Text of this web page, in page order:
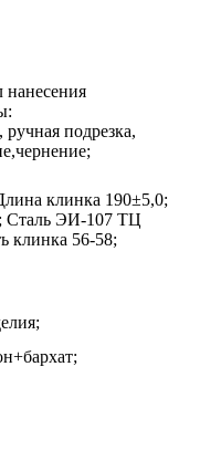
подрезка,
клинка 190±5,0;
Сталь ЭИ-107 ТЦ
клинка 56-58;